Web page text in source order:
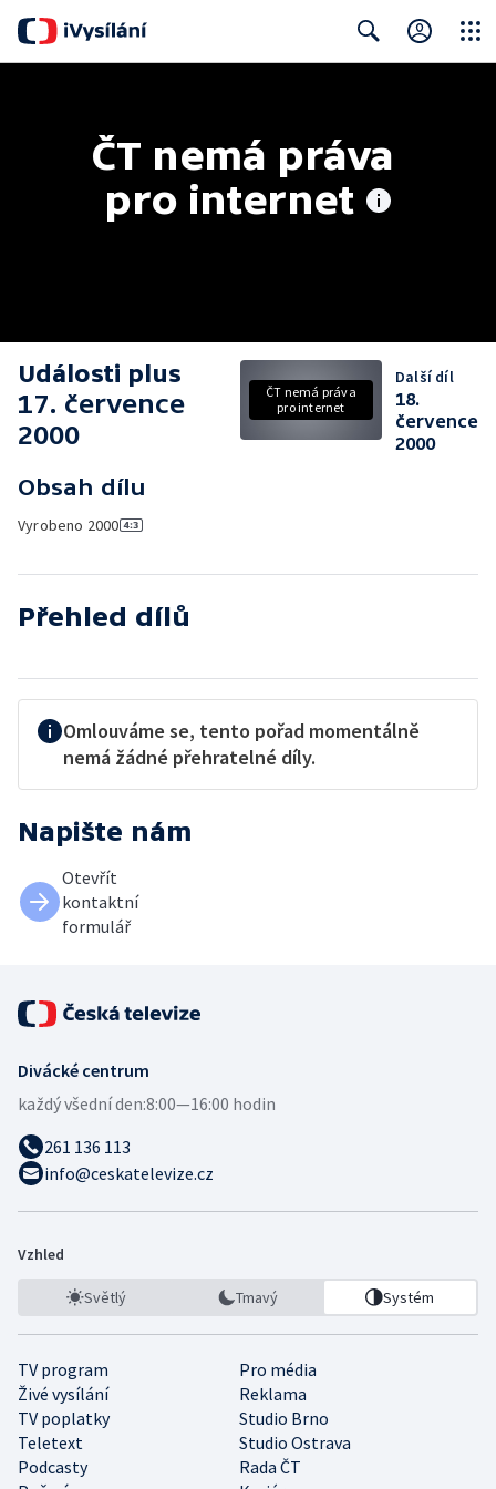
ČT nemá práva
pro internet
Události plus
17. července
2000
Obsah dílu
Vyrobeno 2000
ČT nemá práva
pro internet
Další díl
18.
července
2000
Přehled dílů
Omlouváme se, tento pořad momentálně
nemá žádné přehratelné díly.
Napište nám
Otevřít
kontaktní
formulář
Divácké centrum
každý všední den:8:00—16:00 hodin
261 136 113
info@ceskatelevize.cz
Vzhled
Světlý Tmavý Systém
TV program
Pro média
Živé vysílání
Reklama
TV poplatky
Studio Brno
Teletext
Studio Ostrava
Podcasty
Rada ČT